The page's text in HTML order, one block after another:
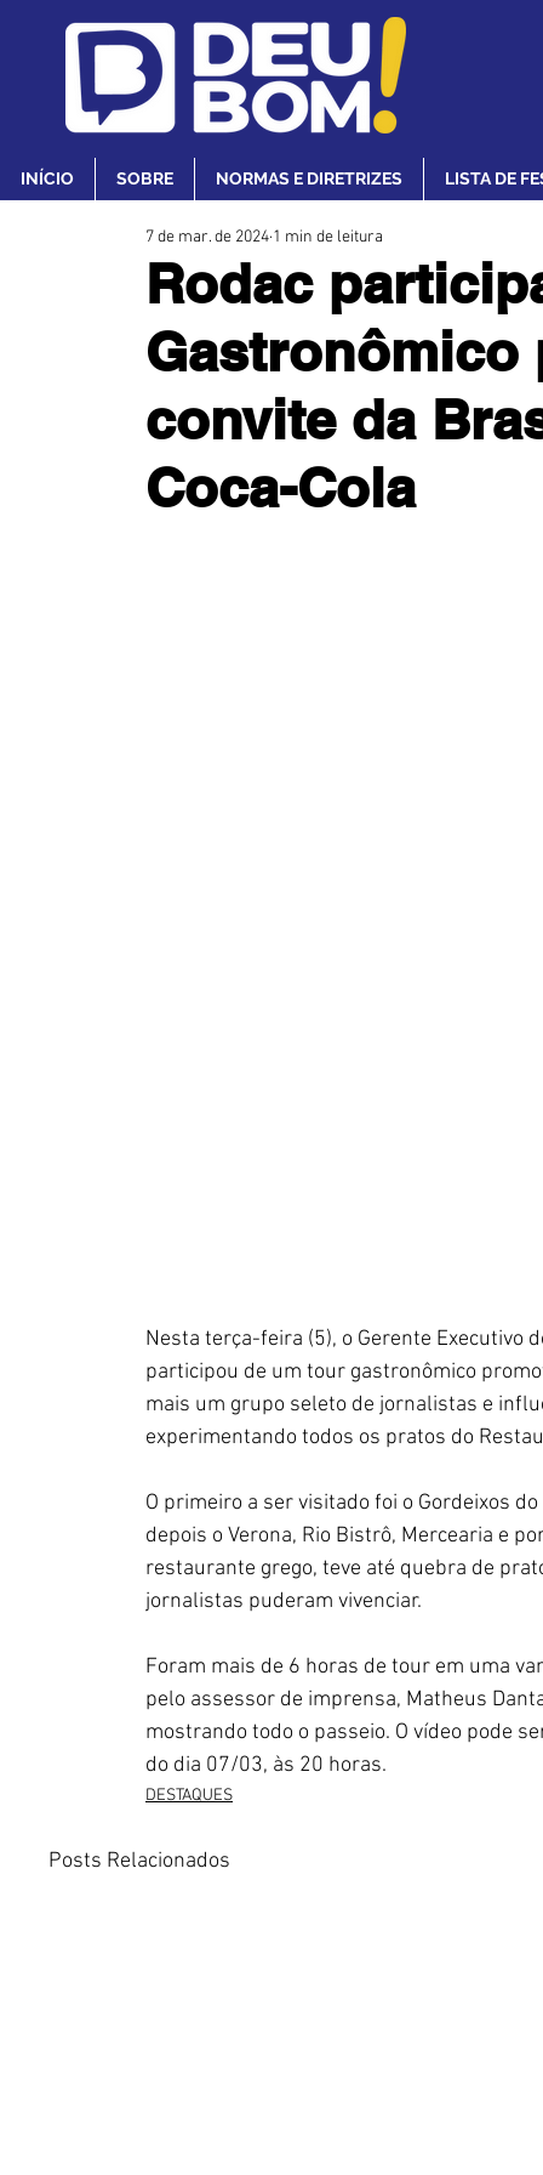
INÍCIO SOBRE NORMAS E DIRETRIZES LISTA DE
Rodac
Gastronômico
convite da
Coca-Cola
7 de mar. de 2024 1 min de leitura
Nesta terça-feira (5), o Gerente Executivo
participou de um tour gastronômico
mais um grupo seleto de jornalistas e
experimentando todos os pratos do
O primeiro a ser visitado foi o Gordeixos
depois o Verona, Rio Bistrô, Mercearia e
restaurante grego, teve até quebra de
jornalistas puderam vivenciar.
Foram mais de 6 horas de tour em uma
pelo assessor de imprensa, Matheus
mostrando todo o passeio. O vídeo pode
do dia 07/03, às 20 horas.
DESTAQUES
Posts Relacionados